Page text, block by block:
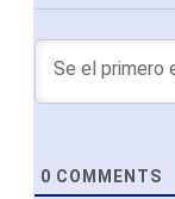
0 COMMENTS